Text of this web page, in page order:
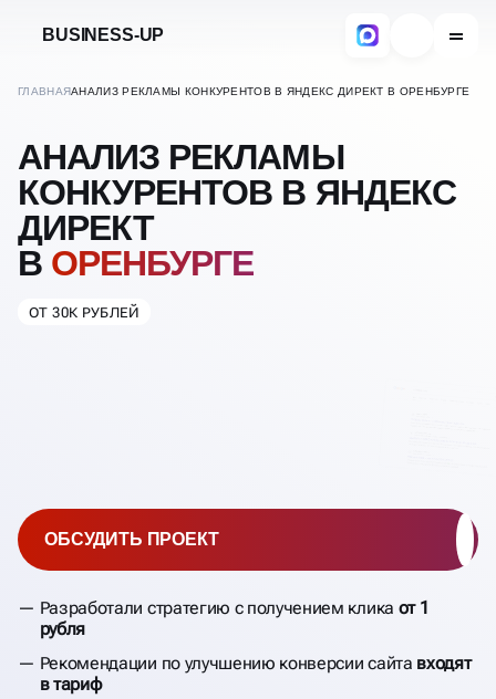
BUSINESS-UP
ГЛАВНАЯАНАЛИЗ РЕКЛАМЫ КОНКУРЕНТОВ В ЯНДЕКС ДИРЕКТ В ОРЕНБУРГЕ
АНАЛИЗ РЕКЛАМЫ
КОНКУРЕНТОВ В ЯНДЕКС
ДИРЕКТ
В ОРЕНБУРГЕ
ОТ 30К РУБЛЕЙ
Разработали стратегию с получением клика от 1
рубля
Рекомендации по улучшению конверсии сайта входят
в тариф
ОБСУДИТЬ ПРОЕКТ